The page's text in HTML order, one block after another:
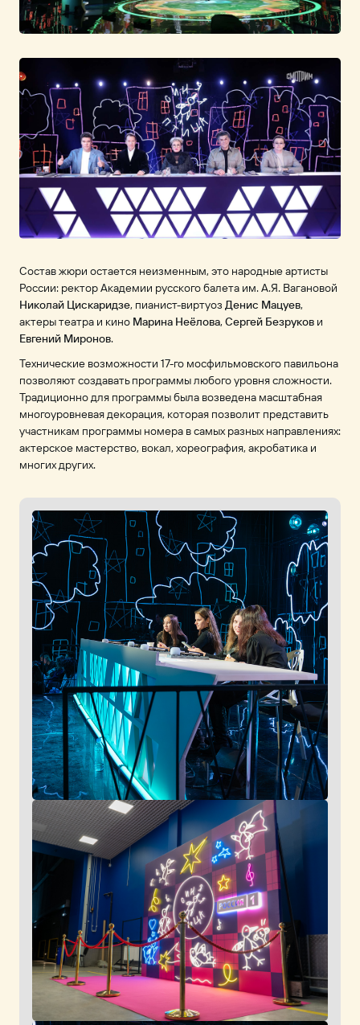
Состав жюри остается неизменным, это народные артисты
России: ректор Академии русского балета им. А.Я. Вагановой
Николай Цискаридзе, пианист-виртуоз Денис Мацуев,
актеры театра и кино Марина Неёлова, Сергей Безрукови
Евгений Миронов.
Технические возможности 17-го мосфильмовского павильона
позволяют создавать программы любого уровня сложности.
Традиционно для программы была возведена масштабная
многоуровневая декорация, которая позволит представить
участникам программы номера в самых разных направлениях:
актерское мастерство, вокал, хореография, акробатика и
многих других.